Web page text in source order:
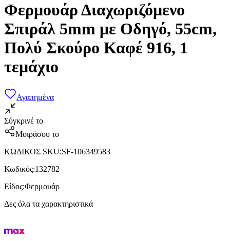
Φερμουάρ Διαχωριζόμενο
Σπιράλ 5mm με Οδηγό, 55cm,
Πολύ Σκούρο Καφέ 916, 1
τεμάχιο
Αγαπημένα
Σύγκρινέ το
Μοιράσου το
ΚΩΔΙΚΟΣ SKU:SF-106349583
Κωδικός:132782
Είδος:Φερμουάρ
Δες όλα τα χαρακτηριστικά